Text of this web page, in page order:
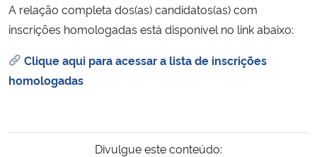
Ministério da Mulher, da Família e dos Direitos Humanos
Secretaria-Geral
Gabinete de Segurança Institucional
A relação completa dos(as) candidatos(as) com
inscrições homologadas está disponível no link abaixo:
Clique aqui para acessar a lista de inscrições
homologadas
Divulgue este conteúdo: